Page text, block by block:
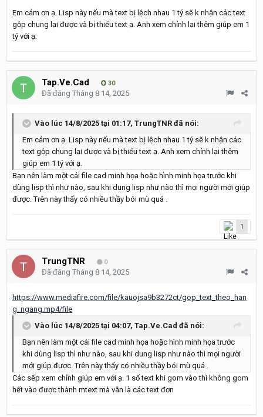
Em cảm ơn ạ. Lisp này nếu mà text bị lệch nhau 1 tý sẽ k nhận các text
gộp chung lại được và bị thiếu text ạ. Anh xem chỉnh lại thêm giúp em 1
tý với ạ.
Tap.Ve.Cad 30
Đã đăng Tháng 8 14, 2025
Vào lúc 14/8/2025 tại 01:17, TrungTNR đã nói:
Em cảm ơn ạ. Lisp này nếu mà text bị lệch nhau 1 tý sẽ k nhận các
text gộp chung lại được và bị thiếu text ạ. Anh xem chỉnh lại thêm
giúp em 1 tý với ạ.
Bạn nên làm một cái file cad minh họa hoặc hình minh họa trước khi
dùng lisp thì như nào, sau khi dung lisp như nào thì mọi người mới giúp
được. Trên này thấy có nhiều thầy bói mù quá .
1
TrungTNR 0
Đã đăng Tháng 8 14, 2025
https://www.mediafire.com/file/kauojsa9b3272ct/gop_text_theo_han
g_ngang.mp4/file
Vào lúc 14/8/2025 tại 04:07, Tap.Ve.Cad đã nói:
Bạn nên làm một cái file cad minh họa hoặc hình minh họa trước
khi dùng lisp thì như nào, sau khi dung lisp như nào thì mọi người
mới giúp được. Trên này thấy có nhiều thầy bói mù quá .
Các sếp xem chỉnh giúp em với ạ. 1 số text khi gom vào thì không gom
hết vào được thành mtext mà vẫn là các text đơn